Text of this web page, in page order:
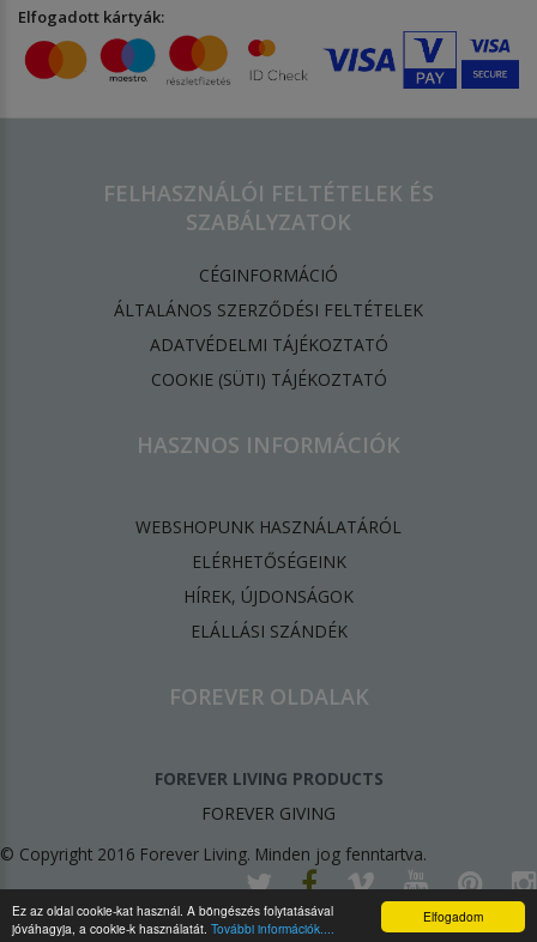
Elfogadom
Ez az oldal cookie-kat használ. A böngészés folytatásával
jóváhagyja, a cookie-k használatát. További információk....
Elfogadott kártyák:
FELHASZNÁLÓI FELTÉTELEK ÉS
SZABÁLYZATOK
CÉGINFORMÁCIÓ
ÁLTALÁNOS SZERZŐDÉSI FELTÉTELEK
ADATVÉDELMI TÁJÉKOZTATÓ
​COOKIE (SÜTI) TÁJÉKOZTATÓ
HASZNOS INFORMÁCIÓK
WEBSHOPUNK HASZNÁLATÁRÓL
ELÉRHETŐSÉGEINK
HÍREK, ÚJDONSÁGOK
ELÁLLÁSI SZÁNDÉK
FOREVER OLDALAK
FOREVER LIVING PRODUCTS
FOREVER GIVING
© Copyright 2016 Forever Living. Minden jog fenntartva.